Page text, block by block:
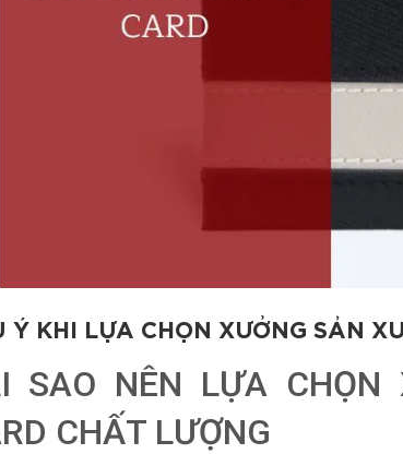
Ý KHI LỰA CHỌN XƯỞNG SẢN
SAO NÊN LỰA CHỌN
CHẤT LƯỢNG